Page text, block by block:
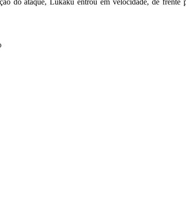
do ataque, Lukaku entrou em velocidade, de